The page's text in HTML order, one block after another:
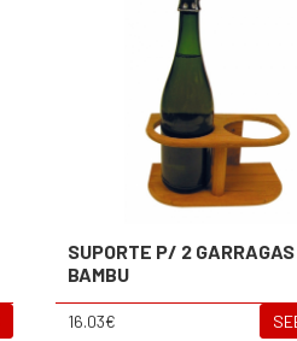
SUPORTE P/ 2 GARRAGAS
BAMBU
16.03€